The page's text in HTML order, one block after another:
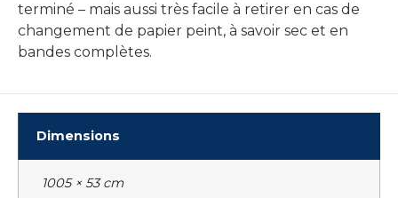
terminé – mais aussi très facile à retirer en cas de
changement de papier peint, à savoir sec et en
bandes complètes.
Dimensions
1005 × 53 cm